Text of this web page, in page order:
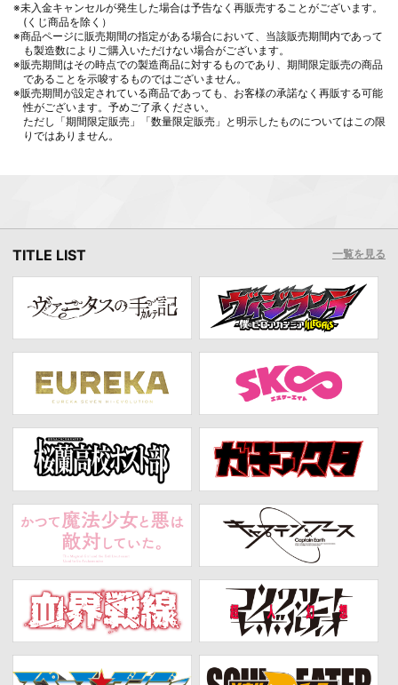
※未入金キャンセルが発生した場合は予告なく再販売することがございます。
(くじ商品を除く）
※商品ページに販売期間の指定がある場合において、当該販売期間内であって
も製造数によりご購入いただけない場合がございます。
※販売期間はその時点での製造商品に対するものであり、期間限定販売の商品
であることを示唆するものではございません。
※販売期間が設定されている商品であっても、お客様の承諾なく再販する可能
性がございます。予めご了承ください。
ただし「期間限定販売」「数量限定販売」と明示したものについてはこの限
りではありません。
TITLE LIST 一覧を見る